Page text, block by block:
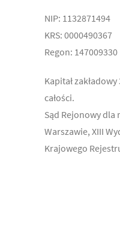
NIP: 1132871494
KRS: 0000490367
Regon: 147009330
Kapitał
całości.
Sąd Rejonowy dla
Warszawie, XIII
Krajowego